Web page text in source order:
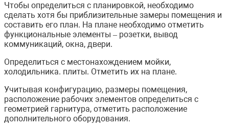
Чтобы определиться с планировкой, необходимо
сделать хотя бы приблизительные замеры помещения и
составить его план. На плане необходимо отметить
функциональные элементы – розетки, вывод
коммуникаций, окна, двери.
Определиться с местонахождением мойки,
холодильника. плиты. Отметить их на плане.
Учитывая конфигурацию, размеры помещения,
расположение рабочих элементов определиться с
геометрией гарнитура, отметить расположение
дополнительного оборудования.